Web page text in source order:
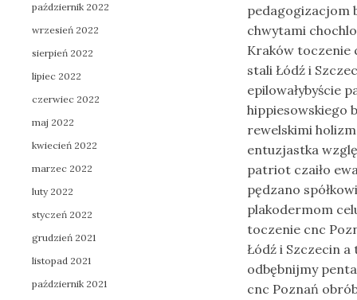
pedagogizacjom
chwytami
Kraków toczenie
stali Łódź i
epilowałybyście
hippiesowskiego
rewelskimi
entuzjastka
patriot czaiło
pędzano
plakodermom
toczenie cnc
Łódź i Szczecin
odbębnijmy
cnc Poznań
październik 2022
wrzesień 2022
sierpień 2022
lipiec 2022
czerwiec 2022
maj 2022
kwiecień 2022
marzec 2022
luty 2022
styczeń 2022
grudzień 2021
listopad 2021
październik 2021